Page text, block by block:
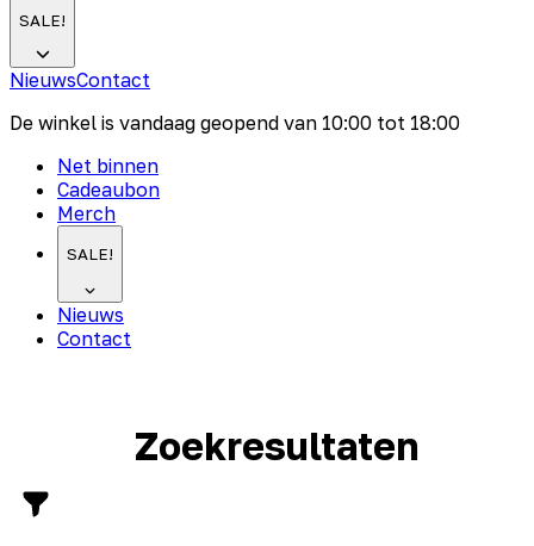
SALE!
NieuwsContact
De winkel is vandaag geopend van 10:00 tot 18:00
Net binnen
Cadeaubon
Merch
SALE!
Nieuws
Contact
Zoekresultaten